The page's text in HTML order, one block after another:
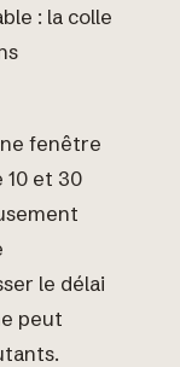
: la colle
fenêtre
10 et 30
le délai
peut